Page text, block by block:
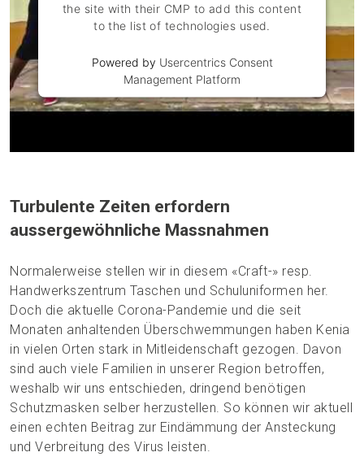
the site with their CMP to add this content
to the list of technologies used.
Powered by Usercentrics Consent
Management Platform
Turbulente Zeiten erfordern
aussergewöhnliche Massnahmen
Normalerweise stellen wir in diesem «Craft-» resp.
Handwerkszentrum Taschen und Schuluniformen her.
Doch die aktuelle Corona-Pandemie und die seit
Monaten anhaltenden Überschwemmungen haben Kenia
in vielen Orten stark in Mitleidenschaft gezogen. Davon
sind auch viele Familien in unserer Region betroffen,
weshalb wir uns entschieden, dringend benötigen
Schutzmasken selber herzustellen. So können wir aktuell
einen echten Beitrag zur Eindämmung der Ansteckung
und Verbreitung des Virus leisten.